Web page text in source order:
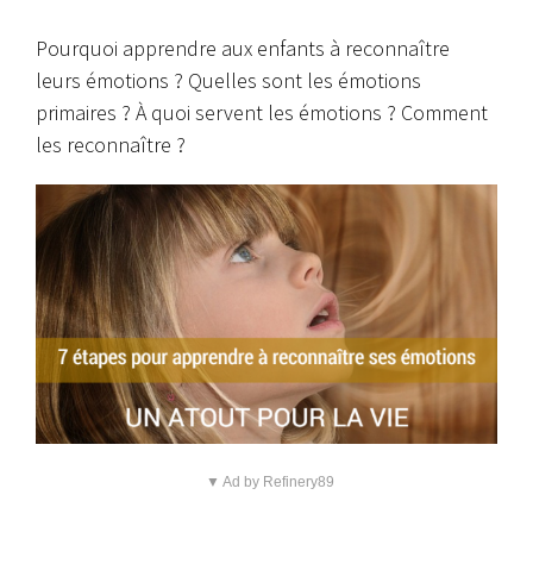
Pourquoi apprendre aux enfants à reconnaître
leurs émotions ? Quelles sont les émotions
primaires ? À quoi servent les émotions ? Comment
les reconnaître ?
▼ Ad by Refinery89